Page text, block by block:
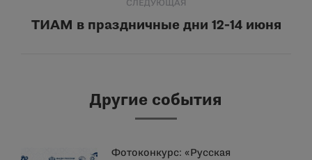
СЛЕДУЮЩАЯ
Следующая
ТИАМ в праздничные дни 12-14 июня
Другие события
Фотоконкурс: «Русская